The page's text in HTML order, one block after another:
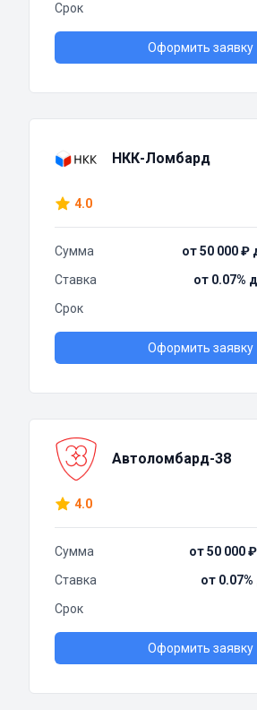
Срок
Оформить заявку
НКК-Ломбард
4.0
Сумма
от 50 000 ₽
Ставка
от 0.07%
Срок
Оформить заявку
Автоломбард-38
4.0
Сумма
от 50 000
Ставка
от
Срок
Оформить заявку